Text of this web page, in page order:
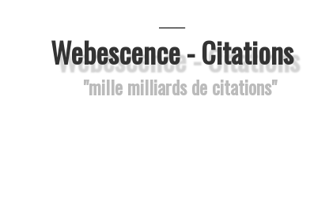
Webescence - Citations
"mille milliards de citations"